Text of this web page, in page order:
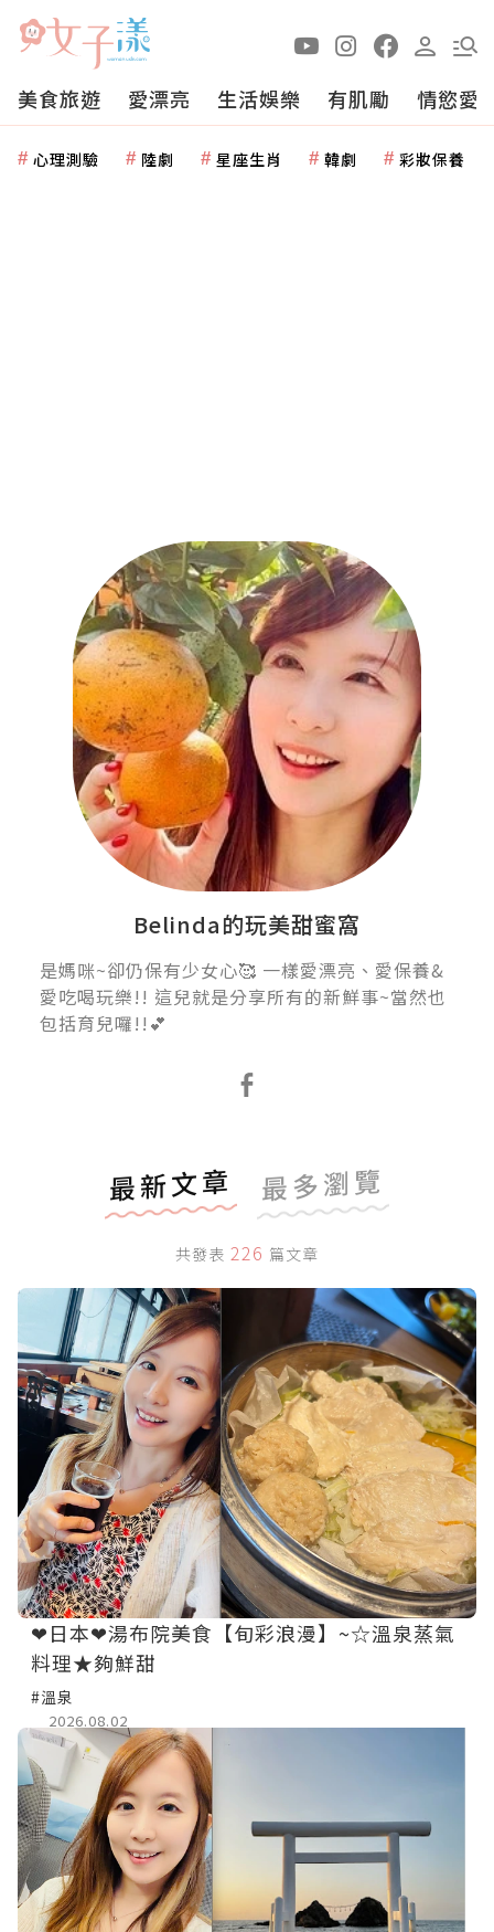
美食旅遊 愛漂亮 生活娛樂 有肌勵 情慾愛
心理測驗 陸劇 星座生肖 韓劇 彩妝保養
Belinda的玩美甜蜜窩
是媽咪~卻仍保有少女心🥰 一樣愛漂亮、愛保養&
愛吃喝玩樂!! 這兒就是分享所有的新鮮事~當然也
包括育兒囉!!💕
最新文章 最多瀏覽
共發表 226 篇文章
❤日本❤湯布院美食【旬彩浪漫】~☆溫泉蒸氣
料理★夠鮮甜
#溫泉
2026.08.02